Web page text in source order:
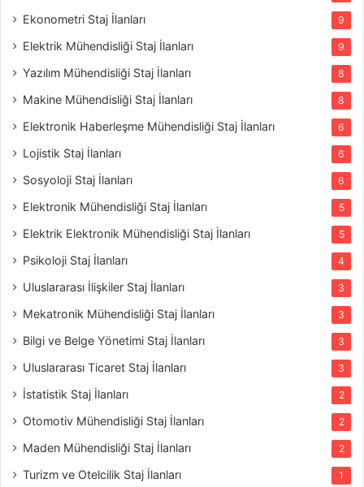
Ekonometri Staj İlanları 9
Elektrik Mühendisliği Staj İlanları 9
Yazılım Mühendisliği Staj İlanları 8
Makine Mühendisliği Staj İlanları 8
Elektronik Haberleşme Mühendisliği Staj İlanları 6
Lojistik Staj İlanları 6
Sosyoloji Staj İlanları 6
Elektronik Mühendisliği Staj İlanları 5
Elektrik Elektronik Mühendisliği Staj İlanları 5
Psikoloji Staj İlanları 4
Uluslararası İlişkiler Staj İlanları 3
Mekatronik Mühendisliği Staj İlanları 3
Bilgi ve Belge Yönetimi Staj İlanları 3
Uluslararası Ticaret Staj İlanları 3
İstatistik Staj İlanları 2
Otomotiv Mühendisliği Staj İlanları 2
Maden Mühendisliği Staj İlanları 2
Turizm ve Otelcilik Staj İlanları 1